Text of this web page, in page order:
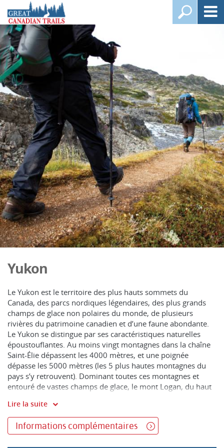
Yukon
Le Yukon est le territoire des plus hauts sommets du
Canada, des parcs nordiques légendaires, des plus grands
champs de glace non polaires du monde, de plusieurs
rivières du patrimoine canadien et d’une faune abondante.
Le Yukon se distingue par ses caractéristiques naturelles
époustouflantes. Au moins vingt montagnes dans la chaîne
Saint-Élie dépassent les 4000 mètres, et une poignée
dépasse les 5000 mètres (les 5 plus hautes montagnes du
pays s’y retrouvent). Dominant toutes ces montagnes et
entouré de vastes champs de glace, le mont Logan, du haut
Le Yukon est parsemé d’innombrables lacs et de plus de 70
rivières sauvages accessibles en canoë, dont le puissant
Lire la suite
Informations complémentaires